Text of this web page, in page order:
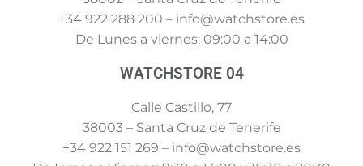
+34 922 288 200 – info@watchstore.es
De Lunes a viernes: 09:00 a 14:00
WATCHSTORE 04
Calle Castillo, 77
38003 – Santa Cruz de Tenerife
+34 922 151 269 – info@watchstore.es